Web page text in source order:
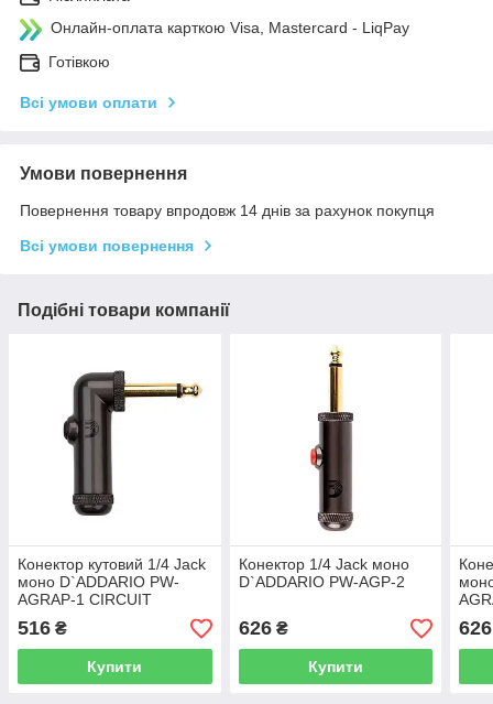
Онлайн-оплата карткою Visa, Mastercard - LiqPay
Готівкою
Всі умови оплати
Умови повернення
Повернення товару впродовж 14 днів за рахунок покупця
Всі умови повернення
Подібні товари компанії
Конектор кутовий 1/4 Jack
моно D`ADDARIO PW-
AGRAP-1 CIRCUIT
BREAKER PLUG RIGHT
ANGLE
516 ₴
Купити
Конектор 1/4 Jack моно
D`ADDARIO PW-AGP-2
626₴
Купити
626